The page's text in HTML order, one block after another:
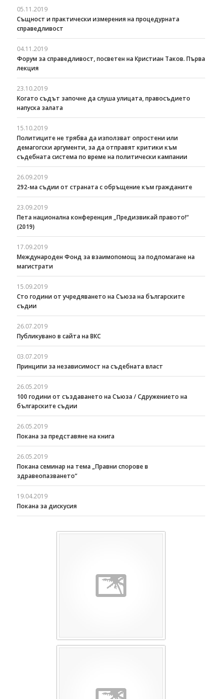
05.11.2019
Същност и практически измерения на процедурната
справедливост
04.11.2019
Форум за справедливост, посветен на Кристиан Таков. Първа
лекция
23.10.2019
Когато съдът започне да слуша улицата, правосъдието
напуска залата
15.10.2019
Политиците не трябва да използват опростени или
демагогски аргументи, за да отправят критики към
съдебната система по време на политически кампании
26.09.2019
292-ма съдии от страната с обръщение към гражданите
23.09.2019
Пета национална конференция „Предизвикай правото!“
(2019)
17.09.2019
Международен Фонд за взаимопомощ за подпомагане на
магистрати
15.09.2019
Сто години от учредяването на Съюза на българските
съдии
26.07.2019
Публикувано в сайта на ВКС
03.07.2019
Принципи за независимост на съдебната власт
26.05.2019
100 години от създаването на Съюза / Сдружението на
българските съдии
26.05.2019
Покана за представяне на книга
26.05.2019
Покана семинар на тема „Правни спорове в
здравеопазването“
19.04.2019
Покана за дискусия